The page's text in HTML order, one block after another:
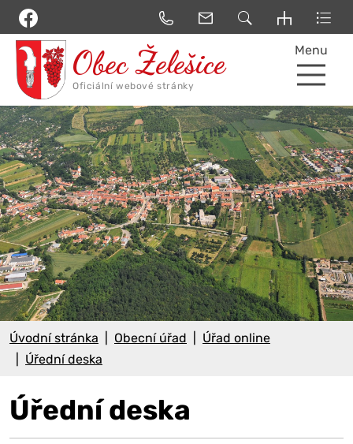
Menu
Úvodní stránka Obecní úřad
Úřad online
Úřední deska
Úřední deska